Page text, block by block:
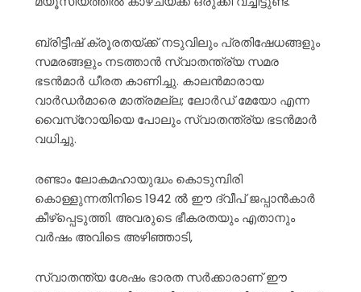
ബ്രിട്ടീഷ് ക്രൂരതയ്ക്ക് നടുവിലും പ്രതിഷേധങ്ങളും
സമരങ്ങളും നടത്താൻ സ്വാതന്ത്ര്യ സമര
ഭടൻമാർ ധീരത കാണിച്ചു. കാലൻമാരായ
വാർഡർമാരെ മാത്രമല്ല; ലോർഡ് മേയോ എന്ന
വൈസ്റോയിയെ പോലും സ്വാതന്ത്ര്യ ഭടൻമാർ
വധിച്ചു.
രണ്ടാം ലോകമഹായുദ്ധം കൊടുമ്പിരി
കൊള്ളുന്നതിനിടെ 1942 ൽ ഈ ദ്വീപ് ജപ്പാൻകാർ
കീഴ്പ്പെടുത്തി. അവരുടെ ഭീകരതയും എതാനും
വർഷം അവിടെ അഴിഞ്ഞാടി,
സ്വാതന്ത്യ ശേഷം ഭാരത സർക്കാരാണ് ഈ